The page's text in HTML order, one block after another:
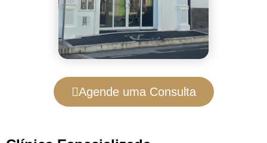
Agende uma Consulta